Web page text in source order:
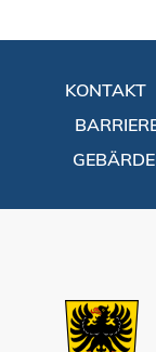
KONTAKT